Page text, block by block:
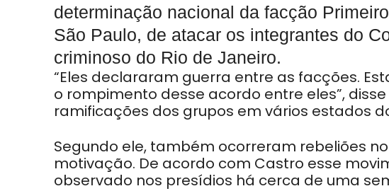
determinação nacional da facção
São Paulo, de atacar os integrantes do
criminoso do Rio de Janeiro.
“Eles declararam guerra entre as facções.
o rompimento desse acordo entre eles”,
ramificações dos grupos em vários estados
Segundo ele, também ocorreram rebeliões
motivação. De acordo com Castro esse
observado nos presídios há cerca de uma